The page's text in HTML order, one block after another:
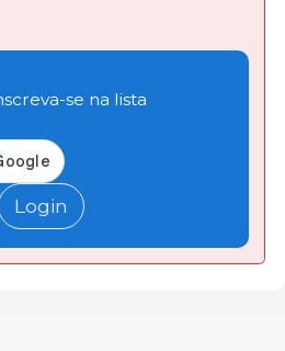
se na lista
Login